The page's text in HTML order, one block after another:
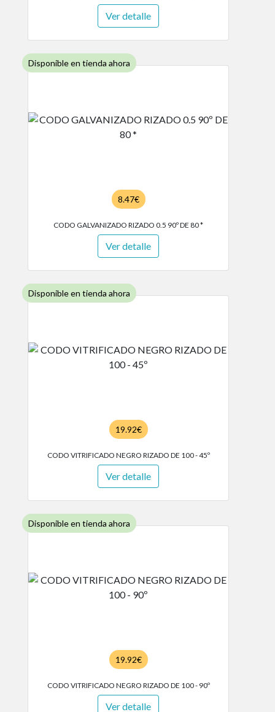
Ver detalle
Disponible en tienda ahora
8.47€
CODO GALVANIZADO RIZADO 0.5 90º DE 80 *
Ver detalle
Disponible en tienda ahora
19.92€
CODO VITRIFICADO NEGRO RIZADO DE 100 - 45º
Ver detalle
Disponible en tienda ahora
19.92€
CODO VITRIFICADO NEGRO RIZADO DE 100 - 90º
Ver detalle